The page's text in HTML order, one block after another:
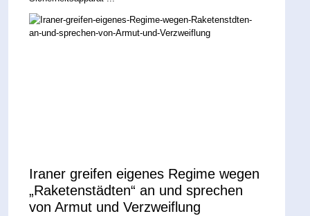
Iraner greifen eigenes Regime wegen
„Raketenstädten“ an und sprechen
von Armut und Verzweiflung